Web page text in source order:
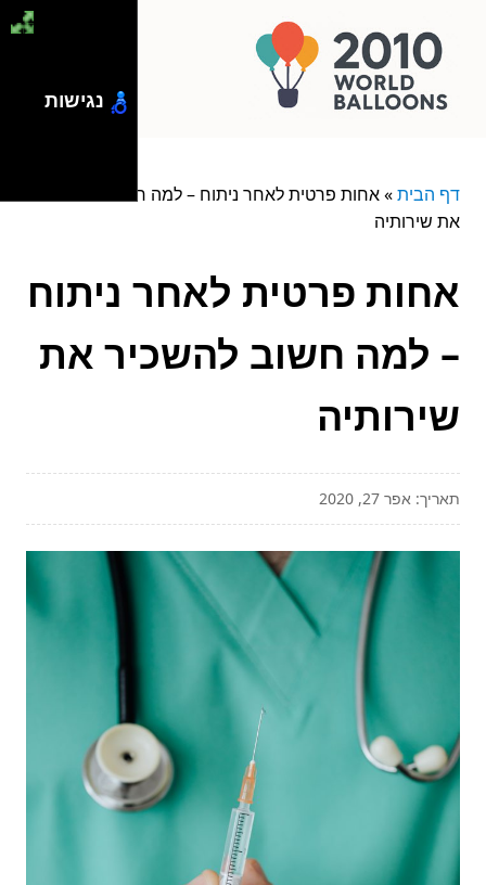
דף הבית»אחות פרטית לאחר ניתוח – למה חשוב להשכיר
את שירותיה
אחות פרטית לאחר ניתוח
– למה חשוב להשכיר את
שירותיה
תאריך: אפר 27, 2020
נגישות